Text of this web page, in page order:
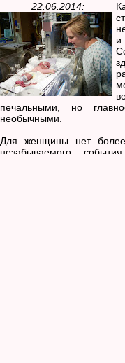
22.06.2014:
печальными, но
необычными.
Для женщины нет более
незабываемого